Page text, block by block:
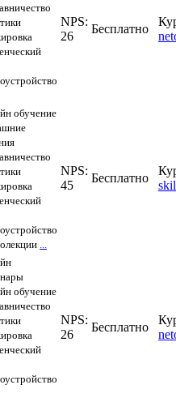
NPS:
26
Бесплатно
обучение
NPS:
45
Бесплатно
обучение
NPS:
26
Бесплатно